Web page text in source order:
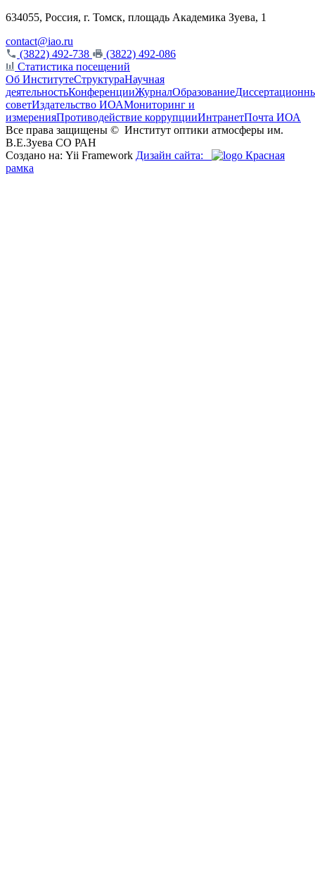
634055, Россия, г. Томск, площадь Академика Зуева, 1
contact@iao.ru
(3822) 492-738
(3822) 492-086
Статистика посещений
Об ИнститутеСтруктураНаучная
деятельностьКонференцииЖурналОбразование
советИздательство ИОАМониторинг и
измеренияПротиводействие коррупцииИнтранетПочта ИОА
Все права защищены © Институт оптики атмосферы им.
В.Е.Зуева СО РАН
Создано на: Yii Framework Дизайн сайта:
Красная
рамка